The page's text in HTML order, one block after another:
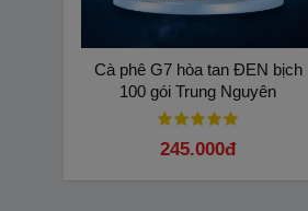
Cà phê G7 hòa tan ĐEN bịch
100 gói Trung Nguyên
245.000đ